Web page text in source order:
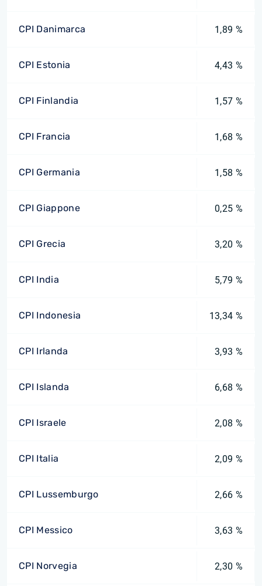
CPI Danimarca 1,89 %
CPI Estonia 4,43 %
CPI Finlandia 1,57 %
CPI Francia 1,68 %
CPI Germania 1,58 %
CPI Giappone 0,25 %
CPI Grecia 3,20 %
CPI India 5,79 %
CPI Indonesia 13,34 %
CPI Irlanda 3,93 %
CPI Islanda 6,68 %
CPI Israele 2,08 %
CPI Italia 2,09 %
CPI Lussemburgo 2,66 %
CPI Messico 3,63 %
CPI Norvegia 2,30 %